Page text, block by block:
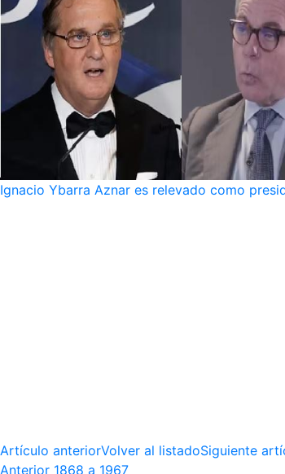
Ignacio Ybarra Aznar es relevado como
Artículo anteriorVolver al listadoSiguiente
Anterior 1868 a 1967